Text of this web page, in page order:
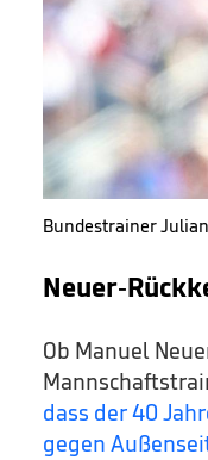
Bundestrainer
Neuer-
Ob Manuel
dass der 40
gegen